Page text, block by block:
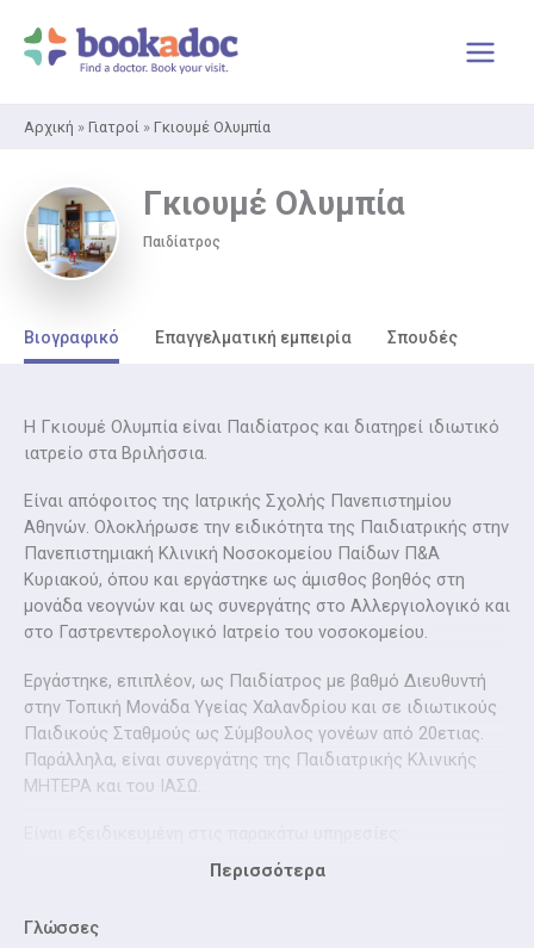
στο
περιεχόμενο
Αρχική » Γιατροί » Γκιουμέ Ολυμπία
Γκιουμέ Ολυμπία
Παιδίατρος
Βιογραφικό Επαγγελματική εμπειρία Σπουδές
Η Γκιουμέ Ολυμπία είναι Παιδίατρος και διατηρεί ιδιωτικό
ιατρείο στα Βριλήσσια.
Είναι απόφοιτος της Ιατρικής Σχολής Πανεπιστημίου
Αθηνών. Ολοκλήρωσε την ειδικότητα της Παιδιατρικής στην
Πανεπιστημιακή Κλινική Νοσοκομείου Παίδων Π&Α
Κυριακού, όπου και εργάστηκε ως άμισθος βοηθός στη
μονάδα νεογνών και ως συνεργάτης στο Αλλεργιολογικό και
στο Γαστρεντερολογικό Ιατρείο του νοσοκομείου.
Εργάστηκε, επιπλέον, ως Παιδίατρος με βαθμό Διευθυντή
στην Τοπική Μονάδα Υγείας Χαλανδρίου και σε ιδιωτικούς
Παιδικούς Σταθμούς ως Σύμβουλος γονέων από 20ετιας.
Παράλληλα, είναι συνεργάτης της Παιδιατρικής Κλινικής
ΜΗΤΕΡΑ και του ΙΑΣΩ.
- Πιστοποιημένος Σύμβουλος Μητρικού Θηλασμού
Περισσότερα
Γλώσσες